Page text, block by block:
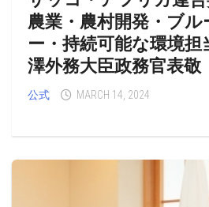
農業・農村開発・ブル
ー・持続可能な環境
澤外務大臣政務官表敬
公式 MARCH 14, 2024